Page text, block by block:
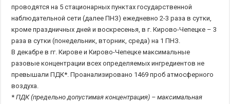
проводятся на 5 стационарных пунктах государственной
наблюдательной сети (далее ПНЗ) ежедневно 2-3 раза в сутки,
кроме праздничных дней и воскресенья, в г. Кирово-Чепецке – 3
раза в сутки (понедельник, вторник, среда) на 1 ПНЗ.
В декабре в гг. Кирове и Кирово-Чепецке максимальные
разовые концентрации всех определяемых ингредиентов не
превышали ПДК*. Проанализировано 1469 проб атмосферного
воздуха.
*ПДК (предельно допустимая концентрация) – максимальная